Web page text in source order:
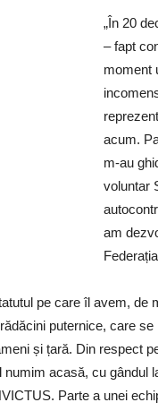
„În 20
– fapt
moment
acum.
m-au
voluntar
am
pe care îl avem, de
puternice, care
și țară. Din respect
acasă, cu gândul
Parte a unei